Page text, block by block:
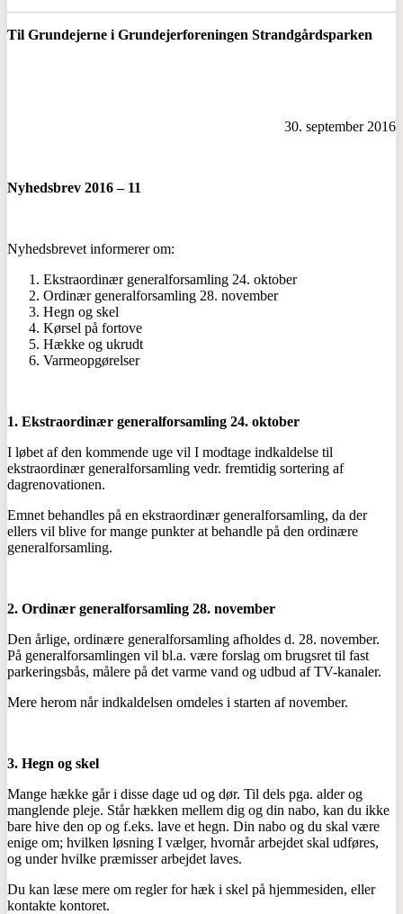
Til Grundejerne i Grundejerforeningen Strandgårdsparken
30. september 2016
Nyhedsbrev 2016 – 11
Nyhedsbrevet informerer om:
Ekstraordinær generalforsamling 24. oktober
Ordinær generalforsamling 28. november
Hegn og skel
Kørsel på fortove
Hække og ukrudt
Varmeopgørelser
1. Ekstraordinær generalforsamling 24. oktober
I løbet af den kommende uge vil I modtage indkaldelse til
ekstraordinær generalforsamling vedr. fremtidig sortering af
dagrenovationen.
Emnet behandles på en ekstraordinær generalforsamling, da der
ellers vil blive for mange punkter at behandle på den ordinære
generalforsamling.
2. Ordinær generalforsamling 28. november
Den årlige, ordinære generalforsamling afholdes d. 28. november.
På generalforsamlingen vil bl.a. være forslag om brugsret til fast
parkeringsbås, målere på det varme vand og udbud af TV-kanaler.
Mere herom når indkaldelsen omdeles i starten af november.
3. Hegn og skel
Mange hække går i disse dage ud og dør. Til dels pga. alder og
manglende pleje. Står hækken mellem dig og din nabo, kan du ikke
bare hive den op og f.eks. lave et hegn. Din nabo og du skal være
enige om; hvilken løsning I vælger, hvornår arbejdet skal udføres,
og under hvilke præmisser arbejdet laves.
Du kan læse mere om regler for hæk i skel på hjemmesiden, eller
kontakte kontoret.